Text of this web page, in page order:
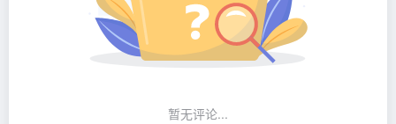
暂无评论...